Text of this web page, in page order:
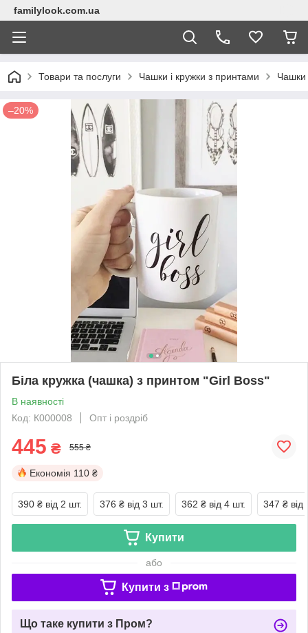
familylook.com.ua
Товари та послуги Чашки і кружки з принтами Чашки
–20%
Біла кружка (чашка) з принтом "Girl Boss"
В наявності
Код: К000008
Опт і роздріб
445 ₴ 555 ₴
Економія 110 ₴
390 ₴ від 2 шт. 376 ₴ від 3 шт. 362 ₴ від 4 шт. 347 ₴ від
Купити
або
Купити з
Що таке купити з Пром?